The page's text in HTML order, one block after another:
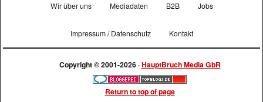
Wir über uns Mediadaten B2B Jobs
Impressum / Datenschutz Kontakt
Copyright © 2001-2026 ·HauptBruch Media GbR
Return to top of page